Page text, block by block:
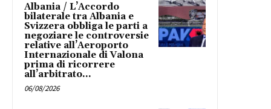
Albania / L’Accordo
bilaterale tra Albania e
Svizzera obbliga le parti a
negoziare le controversie
relative all’Aeroporto
Internazionale di Valona
prima di ricorrere
all’arbitrato...
06/08/2026